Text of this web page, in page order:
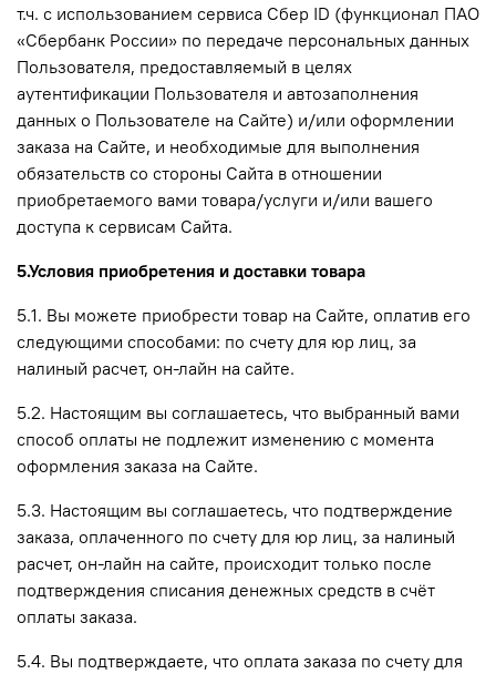
т.ч. с использованием сервиса Сбер ID (функционал ПАО
«Сбербанк России» по передаче персональных данных
Пользователя, предоставляемый в целях
аутентификации Пользователя и автозаполнения
данных о Пользователе на Сайте) и/или оформлении
заказа на Сайте, и необходимые для выполнения
обязательств со стороны Сайта в отношении
приобретаемого вами товара/услуги и/или вашего
доступа к сервисам Сайта.
5.Условия приобретения и доставки товара
5.1. Вы можете приобрести товар на Сайте, оплатив его
следующими способами: по счету для юр лиц, за
налиный расчет, он-лайн на сайте.
5.2. Настоящим вы соглашаетесь, что выбранный вами
способ оплаты не подлежит изменению с момента
оформления заказа на Сайте.
5.3. Настоящим вы соглашаетесь, что подтверждение
заказа, оплаченного по счету для юр лиц, за налиный
расчет, он-лайн на сайте, происходит только после
подтверждения списания денежных средств в счёт
оплаты заказа.
5.4. Вы подтверждаете, что оплата заказа по счету для